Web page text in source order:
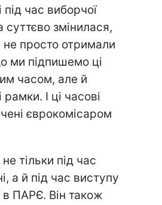
під час виборчої
суттєво змінилася,
просто отримали
ми підпишемо ці
часом, але й
І ці часові
єврокомісаром
тільки під час
а й під час виступу
в ПАРЄ. Він також